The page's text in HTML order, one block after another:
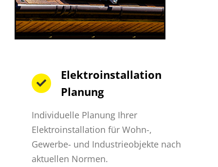
Elektroinstallation
Planung
Individuelle Planung Ihrer
Elektroinstallation für Wohn-,
Gewerbe- und Industrieobjekte nach
aktuellen Normen.